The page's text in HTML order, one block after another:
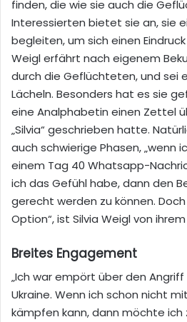
finden, die wie sie auch die
Interessierten bietet sie an, sie
begleiten, um sich einen
Weigl erfährt nach eigenem
durch die Geflüchteten, und sei
Lächeln. Besonders hat es sie
eine Analphabetin einen Zettel
„Silvia“ geschrieben hatte.
auch schwierige Phasen, „wenn
einem Tag 40 Whatsapp-
ich das Gefühl habe, dann den
gerecht werden zu können.
Option“, ist Silvia Weigl von
Breites Engagement
„Ich war empört über den
Ukraine. Wenn ich schon nicht
kämpfen kann, dann möchte